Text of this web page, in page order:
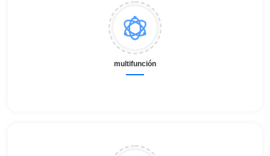
multifunción